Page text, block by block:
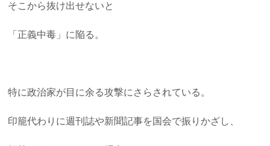
そこから抜け出せないと
「正義中毒」に陥る。
特に政治家が目に余る攻撃にさらされている。
印籠代わりに週刊誌や新聞記事を国会で振りかざし、